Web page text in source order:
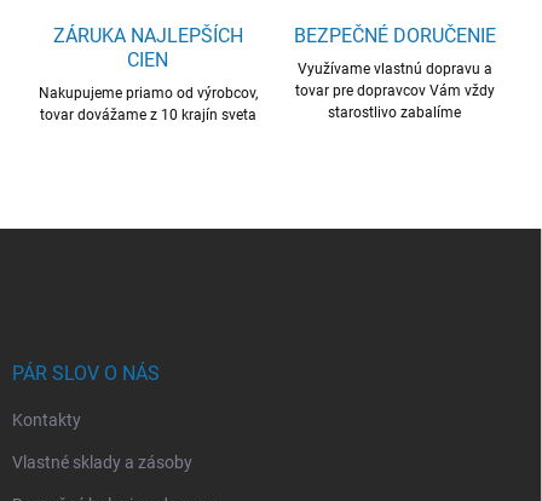
ZÁRUKA NAJLEPŠÍCH
CIEN
Nakupujeme priamo od výrobcov,
tovar dovážame z 10 krajín sveta
BEZPEČNÉ DORUČENIE
Využívame vlastnú dopravu a
tovar pre dopravcov Vám vždy
starostlivo zabalíme
PÁR SLOV O NÁS
Kontakty
Vlastné sklady a zásoby